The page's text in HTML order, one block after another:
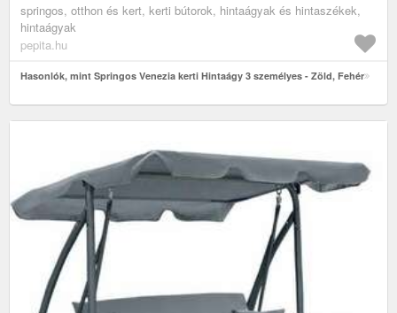
springos, otthon és kert, kerti bútorok, hintaágyak és hintaszékek,
hintaágyak
pepita.hu
Hasonlók, mint Springos Venezia kerti Hintaágy 3 személyes - Zöld, Fehér